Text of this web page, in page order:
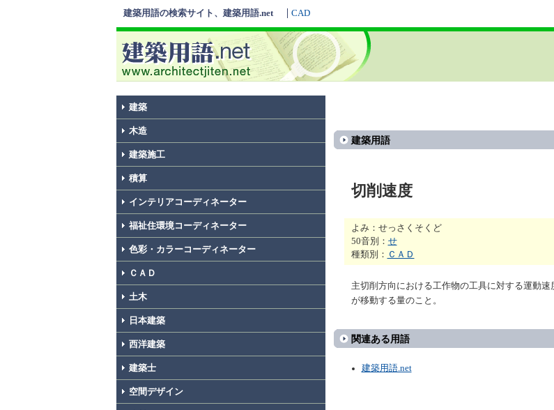
建築用語の検索サイト、建築用語.net CAD
建築
木造
建築施工
積算
インテリアコーディネーター
福祉住環境コーディネーター
色彩・カラーコーディネーター
ＣＡＤ
土木
日本建築
西洋建築
建築士
空間デザイン
建築用語
切削速度
よみ：せっさくそくど
50音別： せ
種類別： ＣＡＤ
主切削方向における工作物の工具に対する運動
が移動する量のこと。
関連ある用語
建築用語.net